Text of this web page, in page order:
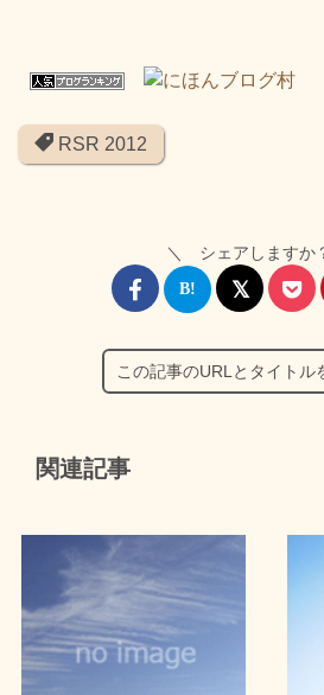
RSR 2012
＼ シェアします
この記事のURLとタイトル
関連記事